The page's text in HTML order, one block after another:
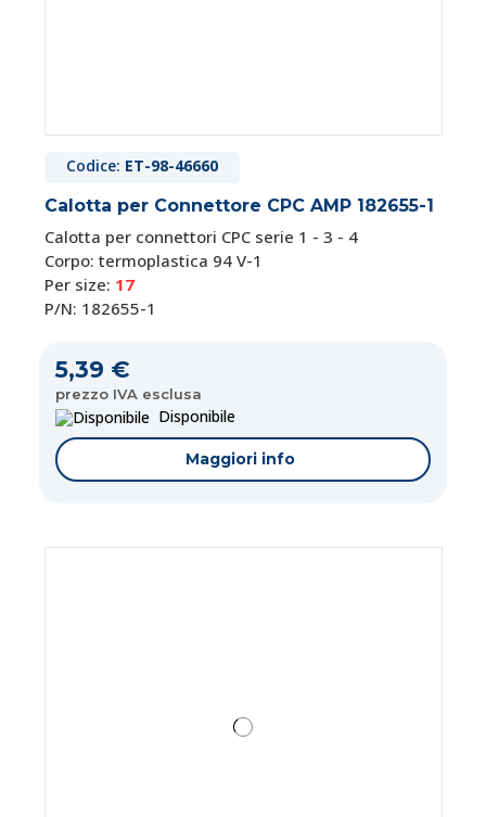
Codice: ET-98-46660
Calotta per Connettore CPC AMP 182655-1
Calotta per connettori CPC serie 1 - 3 - 4
Corpo: termoplastica 94 V-1
Per size: 17
P/N: 182655-1
5,39 €
prezzo IVA esclusa
Disponibile
Maggiori info